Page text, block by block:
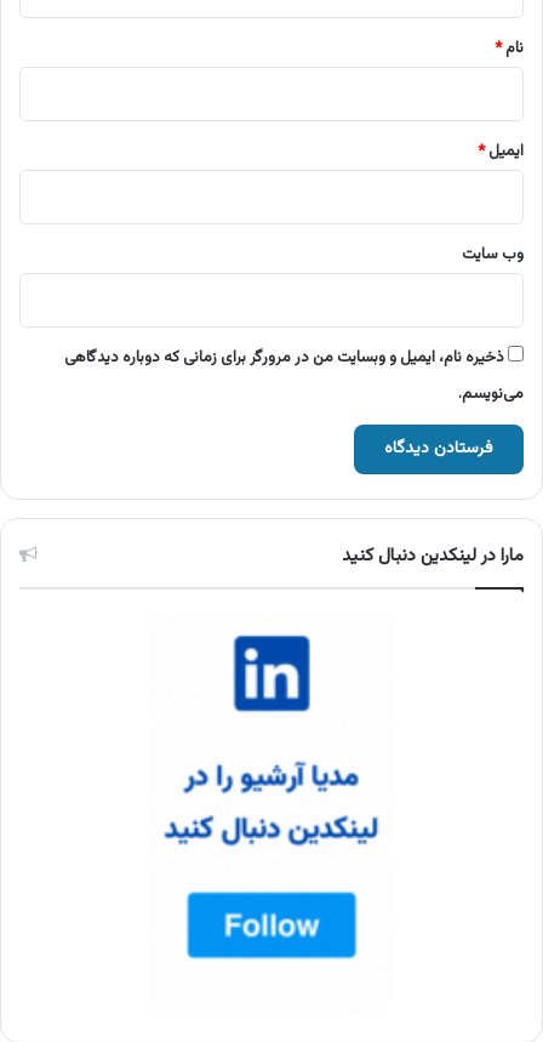
نام*
ایمیل*
وب‌ سایت
ذخیره نام، ایمیل و وبسایت من در مرورگر برای زمانی که دوباره دیدگاهی
می‌نویسم.
مارا در لینکدین دنبال کنید